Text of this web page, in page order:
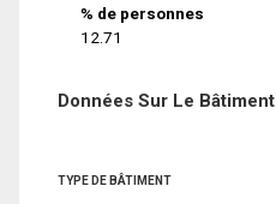
% de personnes
12.71
Données Sur Le Bâtiment
TYPE DE BÂTIMENT